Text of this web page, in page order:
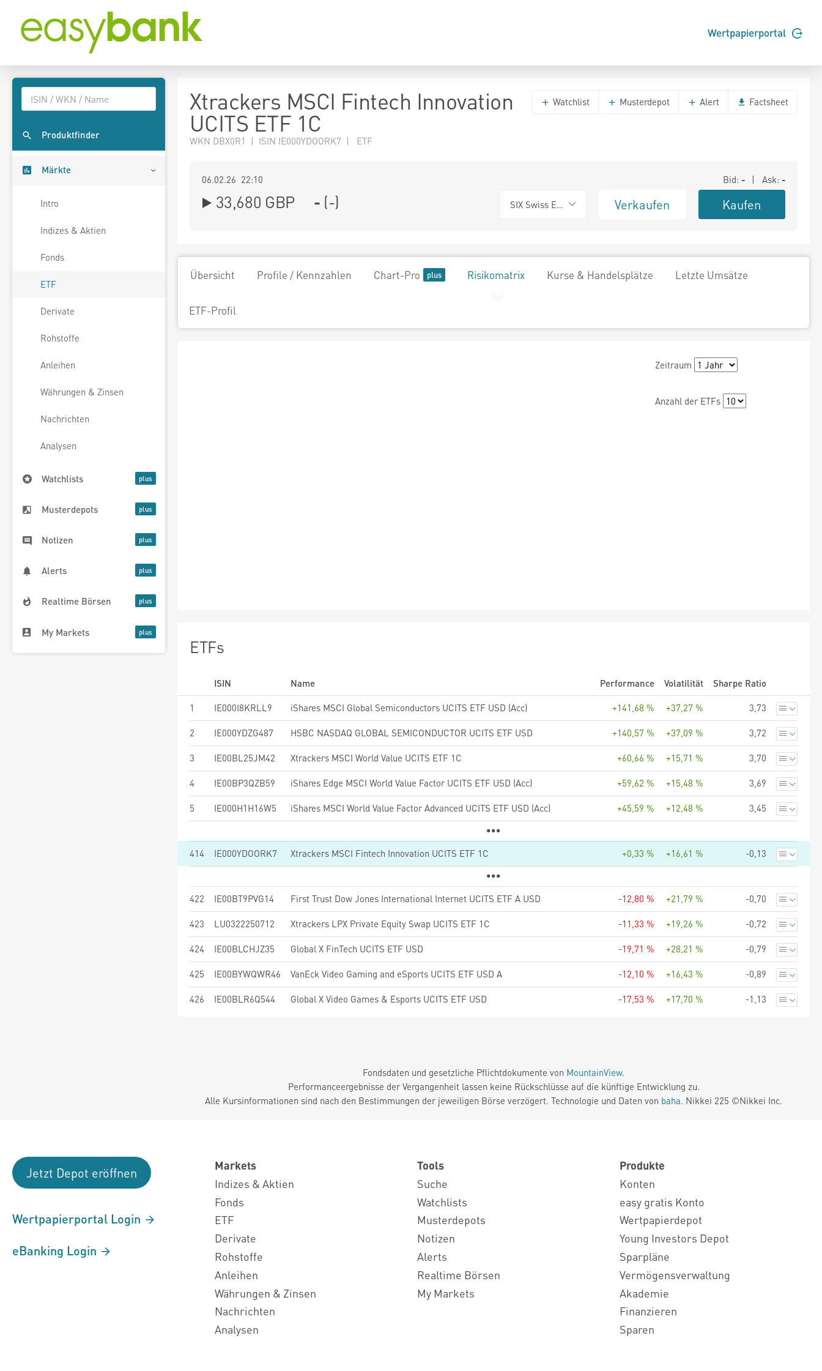
Wertpapierportal
Produktfinder
Märkte
Intro
Indizes & Aktien
Fonds
ETF
Derivate
Rohstoffe
Anleihen
Währungen & Zinsen
Nachrichten
Analysen
Watchlists
Musterdepots
Notizen
Alerts
Realtime Börsen
My Markets
Xtrackers MSCI Fintech Innovation
UCITS ETF 1C
WKN DBX0R1 | ISIN IE000YDOORK7 | ETF
Watchlist Musterdepot Alert Factsheet
06.02.26 22:10 Bid: - | Ask: -
33,680 GBP - (-) SIX Swiss Exchange Verkaufen Kaufen
Übersicht Profile / Kennzahlen Chart-Pro Risikomatrix Kurse & Handelsplätze Letzte Umsätze
ETF-Profil
Zeitraum
Anzahl der ETFs
ETFs
ISIN Name Performance Volatilität
Sharpe Ratio
1
IE000I8KRLL9 iShares MSCI Global Semiconductors UCITS ETF USD (Acc) +141,68 % +37,27 % 3,73
2 IE000YDZG487 HSBC NASDAQ GLOBAL SEMICONDUCTOR UCITS ETF USD +140,57 % +37,09 % 3,72
3 IE00BL25JM42 Xtrackers MSCI World Value UCITS ETF 1C +60,66 % +15,71 % 3,70
4 IE00BP3QZB59 iShares Edge MSCI World Value Factor UCITS ETF USD (Acc) +59,62 % +15,48 % 3,69
5 IE000H1H16W5 iShares MSCI World Value Factor Advanced UCITS ETF USD (Acc) +45,59 % +12,48 % 3,45
414 IE000YDOORK7 Xtrackers MSCI Fintech Innovation UCITS ETF 1C +0,33 % +16,61 % -0,13
422 IE00BT9PVG14 First Trust Dow Jones International Internet UCITS ETF A USD -12,80 % +21,79 % -0,70
423 LU0322250712 Xtrackers LPX Private Equity Swap UCITS ETF 1C -11,33 % +19,26 % -0,72
424 IE00BLCHJZ35 Global X FinTech UCITS ETF USD -19,71 % +28,21 % -0,79
425 IE00BYWQWR46 VanEck Video Gaming and eSports UCITS ETF USD A -12,10 % +16,43 % -0,89
426 IE00BLR6Q544 Global X Video Games & Esports UCITS ETF USD -17,53 % +17,70 % -1,13
Fondsdaten und gesetzliche Pflichtdokumente von MountainView.
Performanceergebnisse der Vergangenheit lassen keine Rückschlüsse auf die künftige Entwicklung zu.
Alle Kursinformationen sind nach den Bestimmungen der jeweiligen Börse verzögert. Technologie und Daten von baha. Nikkei 225 ©Nikkei Inc.
Jetzt Depot eröffnen
Wertpapierportal Login
eBanking Login
Markets
Indizes & Aktien
Fonds
ETF
Derivate
Rohstoffe
Anleihen
Währungen & Zinsen
Nachrichten
Analysen
Tools
Suche
Watchlists
Musterdepots
Notizen
Alerts
Realtime Börsen
My Markets
Produkte
Konten
easy gratis Konto
Wertpapierdepot
Young Investors Depot
Sparpläne
Vermögensverwaltung
Akademie
Finanzieren
Sparen